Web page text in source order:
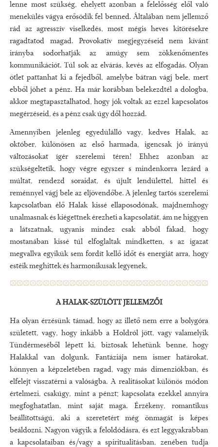
lenne most szükség, ehelyett azonban a felelősség elől való
menekülés vágya erősödik fel benned. Általában nem jellemző
rád az agresszív viselkedés, most mégis heves kitörésekre
ragadtatod magad. Provokatív megjegyzéseid nem kívánt
irányba sodorhatják az amúgy sem zökkenőmentes
kommunikációt. Túl sok az elvárás, kevés az elfogadás. Olyan
ötlet pattanhat ki a fejedből, amelybe bátran vágj bele, mert
ebből jöhet a pénz. Ha már korábban belekezdtél a dologba,
akkor megtapasztalhatod, hogy jók voltak az ezzel kapcsolatos
megérzéseid, és a pénz csak úgy dől hozzád.
Amennyiben jelenleg egyedülálló vagy, kedves Halak, az
október, különösen az első harmada, igencsak jó irányú
változásokat ígér szerelemi téren! Ehhez azonban az
szükségeltetik, hogy végre egyszer s mindenkorra lezárd a
múltat, rendezd soraidat, és újult lendülettel, hittel és
reménnyel vágj bele az eljövendőbe. A jelenleg tartós szerelemi
kapcsolatban élő Halak kissé ellaposodónak, majdnemhogy
unalmasnak és kiégettnek érezheti a kapcsolatát, ám ne higgyen
a látszatnak, ugyanis mindez csak abból fakad, hogy
mostanában kissé túl elfoglaltak mindketten, s az igazat
megvallva egyikük sem fordít kellő időt és energiát arra, hogy
estéik meghittek és harmonikusak legyenek.
A HALAK-SZÜLÖTT JELLEMZŐI
Ha olyan érzésünk támad, hogy az illető nem erre a bolygóra
született, vagy, hogy inkább a Holdról jött, vagy valamelyik
Tündérmeséből lépett ki, biztosak lehetünk benne, hogy
Halakkal van dolgunk. Fantáziája nem ismer határokat,
könnyen a képzeletében ragad, vagy más dimenziókban, és
elfelejt visszatérni a valóságba. A realitásokat különös módon
értelmezi, csakúgy, mint a pénzt; kapcsolata ezekkel annyira
megfoghatatlan, mint saját maga. Érzékeny, romantikus
beállítottságú, aki a szeretetért még önmagát is képes
beáldozni. Nagyon vágyik a feloldódásra, és ezt leggyakrabban
a kapcsolataiban és/vagy a spiritualitásban, zenében tudja